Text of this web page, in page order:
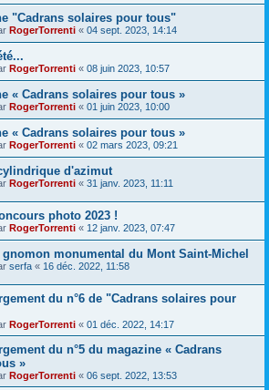
"Cadrans solaires pour tous"
RogerTorrenti « 04 sept. 2023, 14:14
RogerTorrenti « 08 juin 2023, 10:57
« Cadrans solaires pour tous »
RogerTorrenti « 01 juin 2023, 10:00
« Cadrans solaires pour tous »
RogerTorrenti « 02 mars 2023, 09:21
d'azimut
RogerTorrenti « 31 janv. 2023, 11:11
photo 2023 !
RogerTorrenti « 12 janv. 2023, 07:47
monumental du Mont Saint-Michel
serfa « 16 déc. 2022, 11:58
du n°6 de "Cadrans solaires pour
RogerTorrenti « 01 déc. 2022, 14:17
du n°5 du magazine « Cadrans
»
RogerTorrenti « 06 sept. 2022, 13:53